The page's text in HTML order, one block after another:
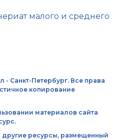
малого и среднего
Санкт-Петербург. Все права
копирование
материалов сайта
другие ресурсы, размещенный